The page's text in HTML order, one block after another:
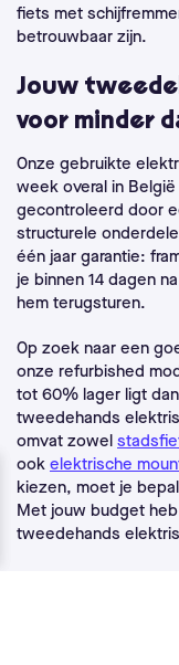
fiets met
betrouwbaar zijn.
Jouw
voor minder
Onze gebruikte
week overal in
gecontroleerd door
structurele
één jaar garantie:
je binnen 14 dagen
hem terugsturen.
Op zoek naar een
onze refurbished
tot 60% lager ligt
tweedehands
omvat zowel
ook elektrische
kiezen, moet je
Met jouw budget
tweedehands